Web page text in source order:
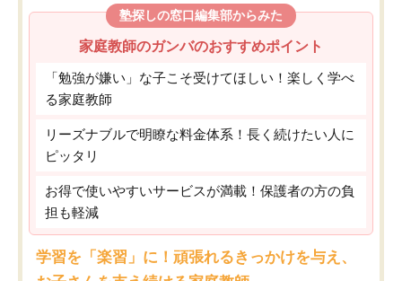
塾探しの窓口編集部からみた
家庭教師のガンバのおすすめポイント
「勉強が嫌い」な子こそ受けてほしい！楽しく学べ
る家庭教師
リーズナブルで明瞭な料金体系！長く続けたい人に
ピッタリ
お得で使いやすいサービスが満載！保護者の方の負
担も軽減
学習を「楽習」に！頑張れるきっかけを与え、